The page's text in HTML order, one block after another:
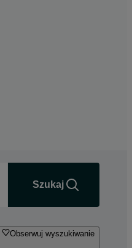
Szukaj
Obserwuj wyszukiwanie